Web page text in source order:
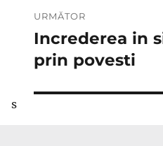
URMĂTOR
Articolul
următor:
Increderea in
prin povesti
s